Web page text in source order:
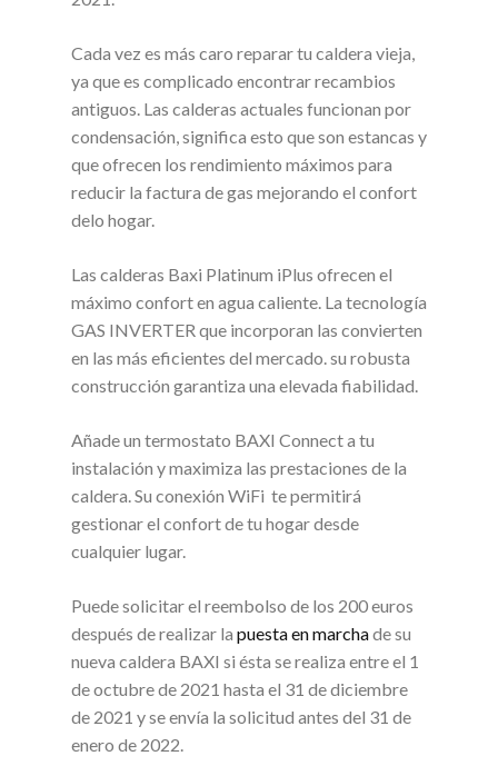
Cada vez es más caro reparar tu caldera vieja,
ya que es complicado encontrar recambios
antiguos. Las calderas actuales funcionan por
condensación, significa esto que son estancas y
que ofrecen los rendimiento máximos para
reducir la factura de gas mejorando el confort
delo hogar.
Las calderas Baxi Platinum iPlus ofrecen el
máximo confort en agua caliente. La tecnología
GAS INVERTER que incorporan las convierten
en las más eficientes del mercado. su robusta
construcción garantiza una elevada fiabilidad.
Añade un termostato BAXI Connect a tu
instalación y maximiza las prestaciones de la
caldera. Su conexión WiFi te permitirá
gestionar el confort de tu hogar desde
cualquier lugar.
Puede solicitar el reembolso de los 200 euros
después de realizar la puesta en marchade su
nueva caldera BAXI si ésta se realiza entre el 1
de octubre de 2021 hasta el 31 de diciembre
de 2021 y se envía la solicitud antes del 31 de
enero de 2022.